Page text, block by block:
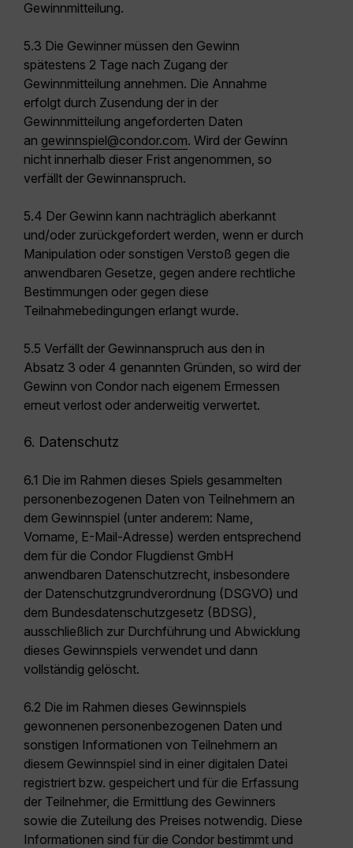
Gewinnmitteilung.
5.3 Die Gewinner müssen den Gewinn
spätestens 2 Tage nach Zugang der
Gewinnmitteilung annehmen. Die Annahme
erfolgt durch Zusendung der in der
Gewinnmitteilung angeforderten Daten
an gewinnspiel@condor.com. Wird der Gewinn
nicht innerhalb dieser Frist angenommen, so
verfällt der Gewinnanspruch.
5.4 Der Gewinn kann nachträglich aberkannt
und/oder zurückgefordert werden, wenn er durch
Manipulation oder sonstigen Verstoß gegen die
anwendbaren Gesetze, gegen andere rechtliche
Bestimmungen oder gegen diese
Teilnahmebedingungen erlangt wurde.
5.5 Verfällt der Gewinnanspruch aus den in
Absatz 3 oder 4 genannten Gründen, so wird der
Gewinn von Condor nach eigenem Ermessen
erneut verlost oder anderweitig verwertet.
6. Datenschutz
6.1 Die im Rahmen dieses Spiels gesammelten
personenbezogenen Daten von Teilnehmern an
dem Gewinnspiel (unter anderem: Name,
Vorname, E-Mail-Adresse) werden entsprechend
dem für die Condor Flugdienst GmbH
anwendbaren Datenschutzrecht, insbesondere
der Datenschutzgrundverordnung (DSGVO) und
dem Bundesdatenschutzgesetz (BDSG),
ausschließlich zur Durchführung und Abwicklung
dieses Gewinnspiels verwendet und dann
vollständig gelöscht.
6.2 Die im Rahmen dieses Gewinnspiels
gewonnenen personenbezogenen Daten und
sonstigen Informationen von Teilnehmern an
diesem Gewinnspiel sind in einer digitalen Datei
registriert bzw. gespeichert und für die Erfassung
der Teilnehmer, die Ermittlung des Gewinners
sowie die Zuteilung des Preises notwendig. Diese
Informationen sind für die Condor bestimmt und